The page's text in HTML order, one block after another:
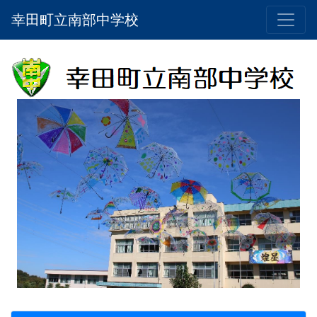
幸田町立南部中学校